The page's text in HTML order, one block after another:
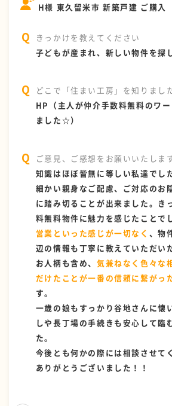
H様 東久留米市 新築戸建 ご購入
きっかけを教えてください
子どもが産まれ、新しい物件を探
どこで「住まい工房」を知りまし
HP（主人が仲介手数料無料のワ
ました☆）
ご意見、ご感想をお願いいたしま
知識はほぼ皆無に等しい私達でし
細かい親身なご配慮、ご対応のお
に踏み切ることが出来ました。き
料無料物件に魅力を感じたことで
営業といった感じが一切なく 、物
辺の情報も丁寧に教えていただい
お人柄も含め、 気兼ねなく色々な
だけたことが一番の信頼に繋がっ
す。
一歳の娘もすっかり谷地さんに懐
しや長丁場の手続きも安心して臨
た。
今後とも何かの際には相談させて
ありがとうございました！！